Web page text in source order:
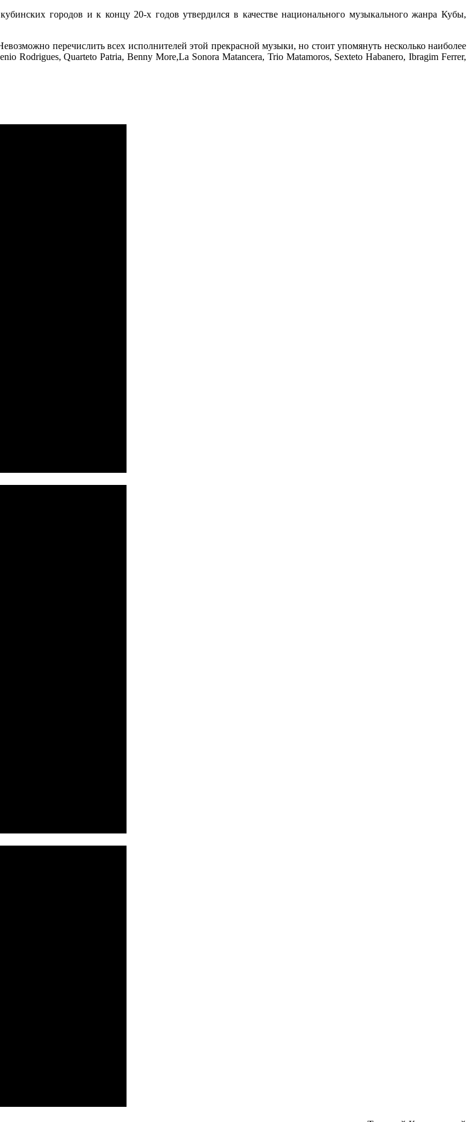
городов и к концу 20-х годов утвердился в качестве национального музыкального жанра Кубы,
перечислить всех исполнителей этой прекрасной музыки, но стоит упомянуть несколько наиболее
Rodrigues, Quarteto Patria, Benny More,La Sonora Matancera, Trio Matamoros, Sexteto Habanero, Ibragim Ferrer,